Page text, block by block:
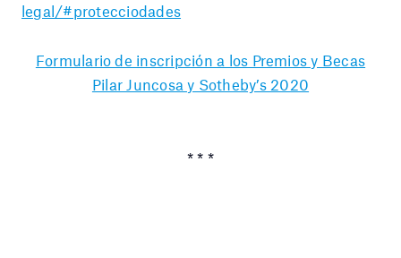
legal/#protecciodades
Formulario de inscripción a los Premios y Becas
Pilar Juncosa y Sotheby’s 2020
* * *